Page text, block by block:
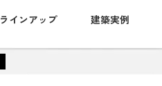
ラインアップ 建築実例